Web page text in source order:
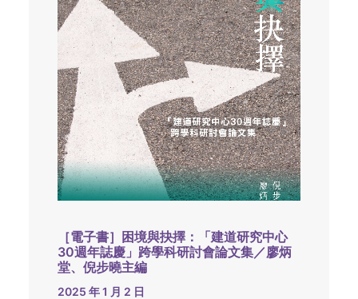
［電子書］困境與抉擇：「建道研究中心
30週年誌慶」跨學科研討會論文集／廖炳
堂、倪步曉主編
2025 年 1 月 2 日